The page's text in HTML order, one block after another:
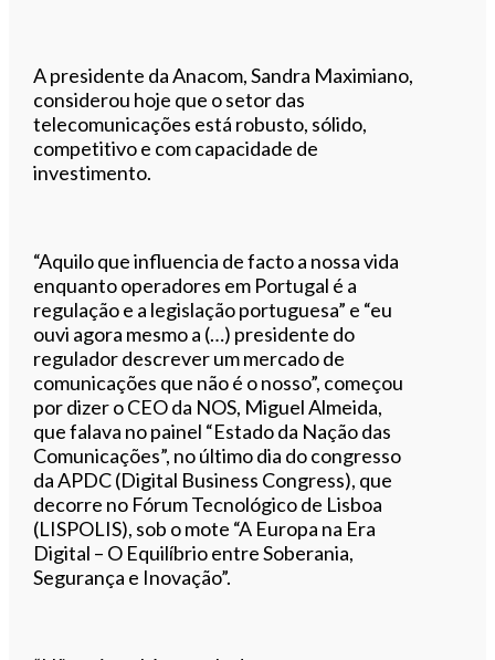
A presidente da Anacom, Sandra Maximiano,
considerou hoje que o setor das
telecomunicações está robusto, sólido,
competitivo e com capacidade de
investimento.
“Aquilo que influencia de facto a nossa vida
enquanto operadores em Portugal é a
regulação e a legislação portuguesa” e “eu
ouvi agora mesmo a (…) presidente do
regulador descrever um mercado de
comunicações que não é o nosso”, começou
por dizer o CEO da NOS, Miguel Almeida,
que falava no painel “Estado da Nação das
Comunicações”, no último dia do congresso
da APDC (Digital Business Congress), que
decorre no Fórum Tecnológico de Lisboa
(LISPOLIS), sob o mote “A Europa na Era
Digital – O Equilíbrio entre Soberania,
Segurança e Inovação”.